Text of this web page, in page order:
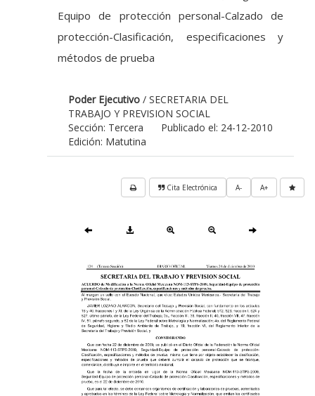
Equipo de protección personal-Calzado de
protección-Clasificación, especificaciones y
métodos de prueba
Poder Ejecutivo / SECRETARIA DEL
TRABAJO Y PREVISION SOCIAL
Publicado el: 24-12-2010
Sección: Tercera
Edición: Matutina
A+
A-
Cita Electrónica